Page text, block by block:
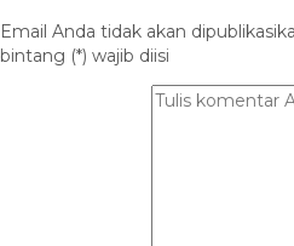
Email Anda tidak akan
bintang (*) wajib diisi